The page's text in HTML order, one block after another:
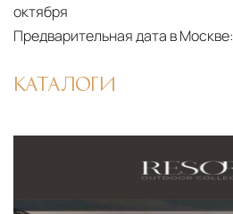
октября
Предварительная дата в Москве:
КАТАЛОГИ